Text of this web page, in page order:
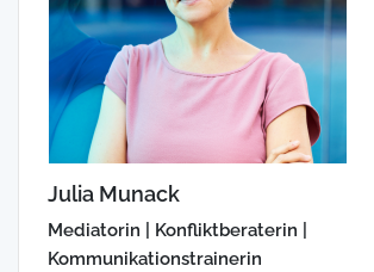
Julia Munack
Mediatorin | Konfliktberaterin |
Kommunikationstrainerin